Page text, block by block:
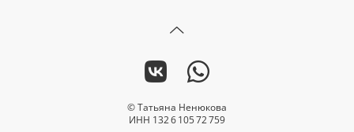
© Татьяна Ненюкова
ИНН 132 6 105 72 759